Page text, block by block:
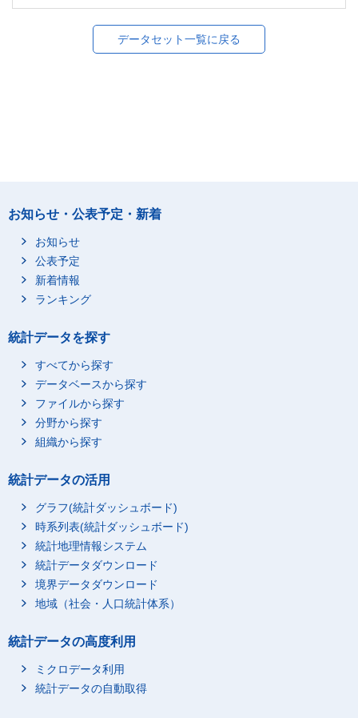
データセット一覧に戻る
お知らせ・公表予定・新着
お知らせ
公表予定
新着情報
ランキング
統計データを探す
すべてから探す
データベースから探す
ファイルから探す
分野から探す
組織から探す
統計データの活用
グラフ(統計ダッシュボード)
時系列表(統計ダッシュボード)
統計地理情報システム
統計データダウンロード
境界データダウンロード
地域（社会・人口統計体系）
統計データの高度利用
ミクロデータ利用
統計データの自動取得